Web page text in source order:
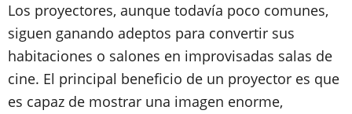
Los proyectores, aunque todavía poco comunes,
siguen ganando adeptos para convertir sus
habitaciones o salones en improvisadas salas de
cine. El principal beneficio de un proyector es que
es capaz de mostrar una imagen enorme,